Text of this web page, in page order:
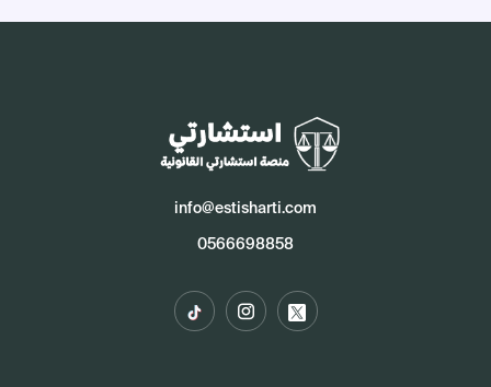
info@estisharti.com
0566698858